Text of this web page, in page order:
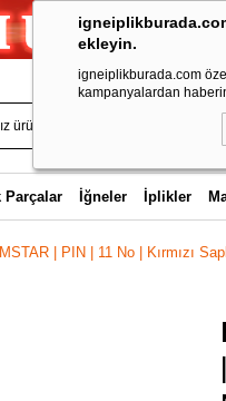
ekleyin.
igneiplikburada.com
kampanyalardan
Parçalar İğneler İplikler
| PIN | 11 No | Kırmızı